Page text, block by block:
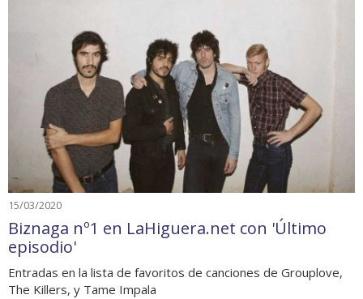
15/03/2020
Biznaga nº1 en LaHiguera.net con 'Último
episodio'
Entradas en la lista de favoritos de canciones de Grouplove,
The Killers, y Tame Impala